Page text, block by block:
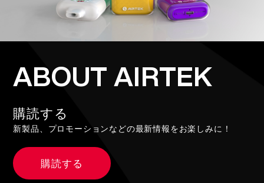
ABOUT AIRTEK
購読する
新製品、プロモーションなどの最新情報をお楽しみに！
購読する